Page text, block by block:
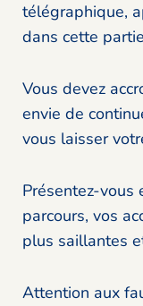
télégraphique,
dans cette
Vous devez
envie de
vous laisser
Présentez-vous
parcours, vos
plus saillantes
Attention aux